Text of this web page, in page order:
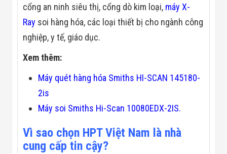
cổng an ninh siêu thị, cổng dò kim loại, máy X-
Ray soi hàng hóa, các loại thiết bị cho ngành công
nghiệp, y tế, giáo dục.
Xem thêm:
Máy quét hàng hóa Smiths HI-SCAN 145180-
2is
Máy soi Smiths Hi-Scan 10080EDX-2IS.
Vì sao chọn HPT Việt Nam là nhà
cung cấp tin cậy?